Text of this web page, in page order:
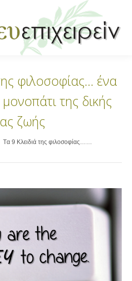
φιλοσοφίας… ένα
της δικής
ζωής
Tα 9 Κλειδιά της φιλοσοφίας……